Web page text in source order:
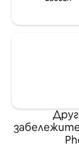
(настаняване
хладилник,
използвате. -
перилен
удобен диван,
климатик,
Дрешник,